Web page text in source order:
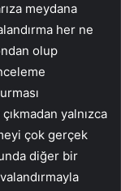
meydana
her ne
olup
yalnızca
çok gerçek
diğer bir